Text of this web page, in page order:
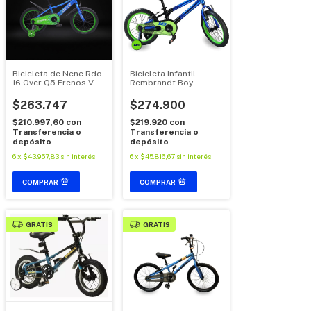
Bicicleta de Nene Rdo
16 Over Q5 Frenos V.
$263.747
$210.997,60 con
Transferencia o
depósito
6x $43.957,83 sin interés
Bicicleta Infantil
Rembrandt Boy
$274.900
$219.920 con
Transferencia o
depósito
6x $45.816,67 sin interés
GRATIS GRATIS